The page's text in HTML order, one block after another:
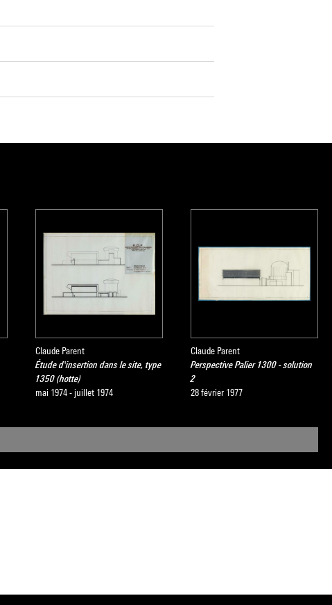
Claude Parent
Étude d'insertion dans le site, type
1350 (hotte)
mai 1974 - juillet 1974
Claude Parent
Perspective Palier 1300 - solution
2
28 février 1977